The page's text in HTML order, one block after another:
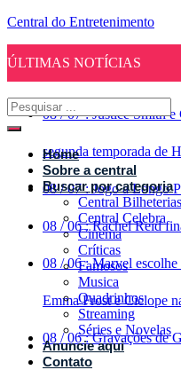
Central do Entretenimento
ÚLTIMAS NOTÍCIAS
08 / 07 : Justice Smith e
segunda temporada de
08 / 07 : Jogo a Longo
08 / 06 : Rachel Reid
08 / 06 : Marvel
Emma Frost e Ciclope
08 / 06 : Gravações de
Home
Sobre a central
Buscar por categoria
Central Bilheterias
Central Celebra
Cinema
Críticas
Famosos
Musica
Quadrinhos
Streaming
Séries e Novelas
Anuncie aqui
Contato